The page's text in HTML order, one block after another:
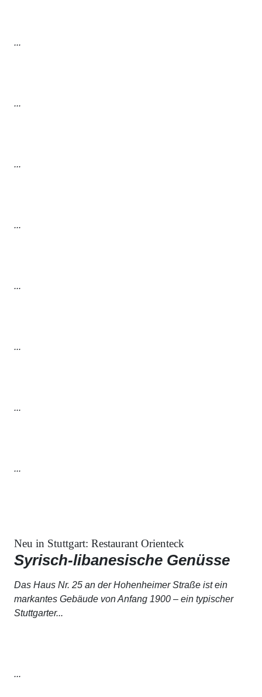
...
...
...
...
...
...
...
...
Neu in Stuttgart: Restaurant Orienteck
Syrisch-libanesische Genüsse
Das Haus Nr. 25 an der Hohenheimer Straße ist ein
markantes Gebäude von Anfang 1900 – ein typischer
Stuttgarter...
...